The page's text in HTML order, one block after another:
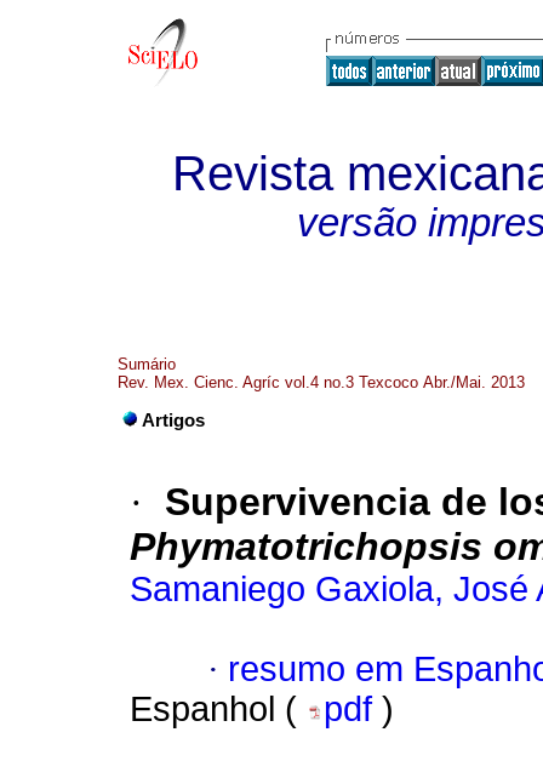
Revista
versão
Sumário
Rev. Mex. Cienc. Agríc vol.4 no.3 Texcoco Abr./Mai. 2013
Artigos
·
Supervivencia de
Phymatotrichopsis
Samaniego Gaxiola, José
· resumo em
Espanhol (
pdf )